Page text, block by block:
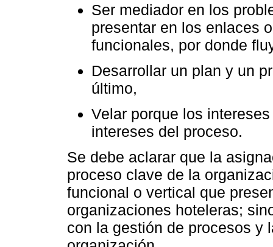
Ser mediador en los
presentar en los enlaces
funcionales, por donde
Desarrollar un plan y un
último,
Velar porque los
intereses del proceso.
Se debe aclarar que la
proceso clave de la
funcional o vertical que
organizaciones hoteleras;
con la gestión de procesos y